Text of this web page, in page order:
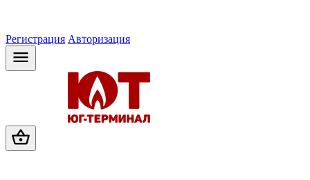
Регистрация Авторизация